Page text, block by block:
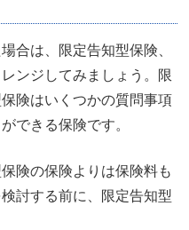
合は、限定告知型保険、
ンジしてみましょう。限
険はいくつかの質問事項
できる保険です。
険の保険よりは保険料も
討する前に、限定告知型